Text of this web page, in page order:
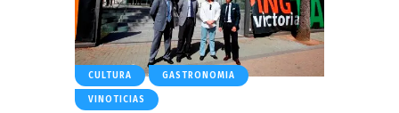
CULTURA GASTRONOMIA
VINOTICIAS